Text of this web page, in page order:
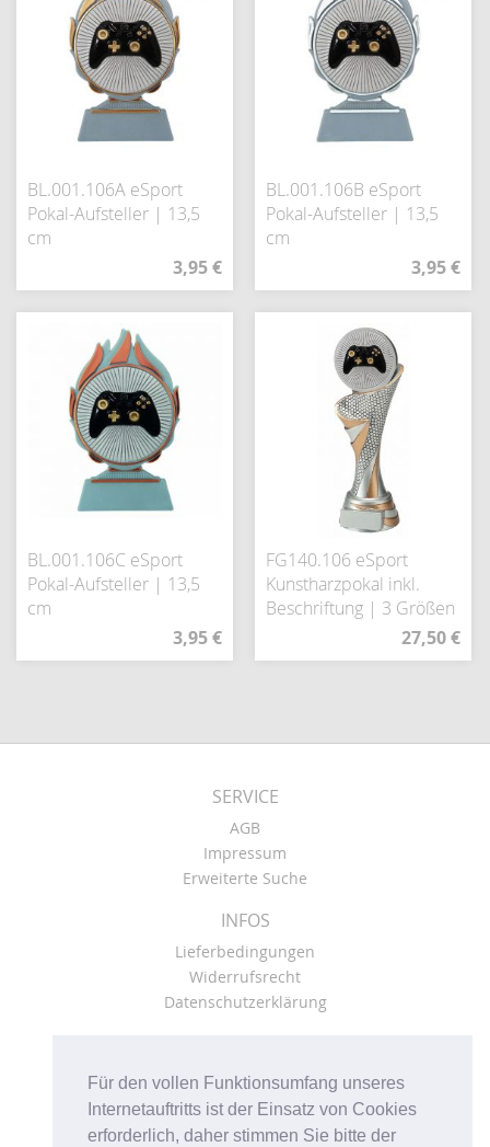
Für den vollen Funktionsumfang unseres
Internetauftritts ist der Einsatz von Cookies
erforderlich, daher stimmen Sie bitte der
BL.001.106A eSport
Pokal-Aufsteller | 13,5
cm
3,95 €
BL.001.106B eSport
Pokal-Aufsteller | 13,5
cm
3,95 €
BL.001.106C eSport
Pokal-Aufsteller | 13,5
cm
3,95 €
FG140.106 eSport
Kunstharzpokal inkl.
Beschriftung | 3 Größen
27,50 €
SERVICE
AGB
Impressum
Erweiterte Suche
INFOS
Lieferbedingungen
Widerrufsrecht
Datenschutzerklärung
Kasse
Mein Konto
Warenkorb